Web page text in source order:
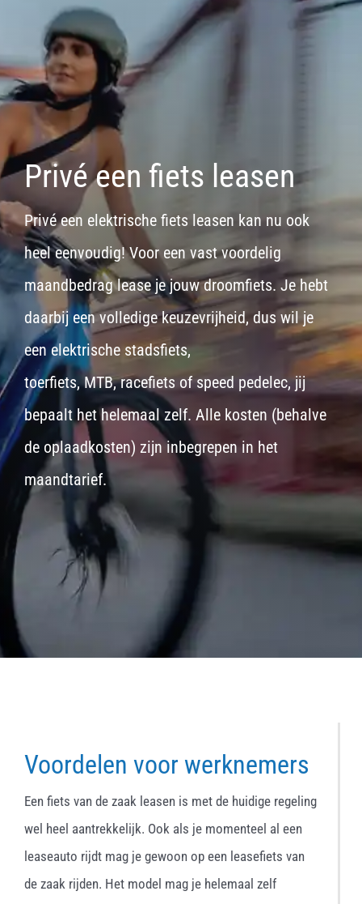
Privé een fiets leasen
Privé een elektrische fiets leasen kan nu ook
heel eenvoudig! Voor een vast voordelig
maandbedrag lease je jouw droomfiets. Je hebt
daarbij een volledige keuzevrijheid, dus wil je
eenelektrische stadsfiets,
toerfiets,MTB,racefietsof speed pedelec, jij
bepaalt het helemaal zelf. Alle kosten (behalve
de oplaadkosten) zijn inbegrepen in het
maandtarief.
Voordelen voor werknemers
Een fiets van de zaak leasen is met de huidige regeling
wel heel aantrekkelijk. Ook als je momenteel al een
leaseauto rijdt mag je gewoon op een leasefiets van
de zaak rijden. Het model mag je helemaal zelf